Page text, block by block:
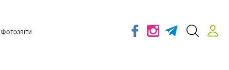
Фотозвіти